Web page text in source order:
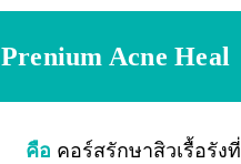
Prenium Acne Heal
คือ คอร์สรักษาสิวเรื้อรัง